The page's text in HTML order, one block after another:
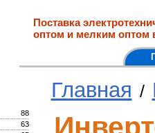
Поставка
оптом и мелким оптом
88
63
Главная /